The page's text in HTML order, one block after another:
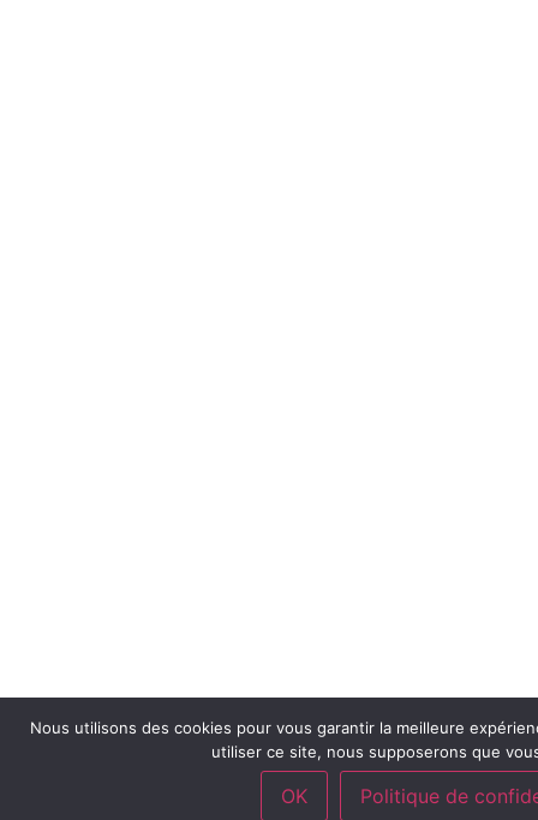
Nous utilisons des cookies pour vous garantir la meilleure
utiliser ce site, nous supposerons que
OK Politique de